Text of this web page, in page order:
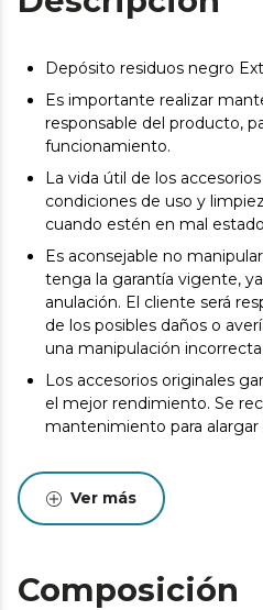
Depósito residuos negro
Es importante realizar
responsable del producto,
funcionamiento.
La vida útil de los
condiciones de uso y
cuando estén en mal
Es aconsejable no
tenga la garantía vigente,
anulación. El cliente será
de los posibles daños o
una manipulación
Los accesorios originales
el mejor rendimiento. Se
mantenimiento para
Ver más
Composición